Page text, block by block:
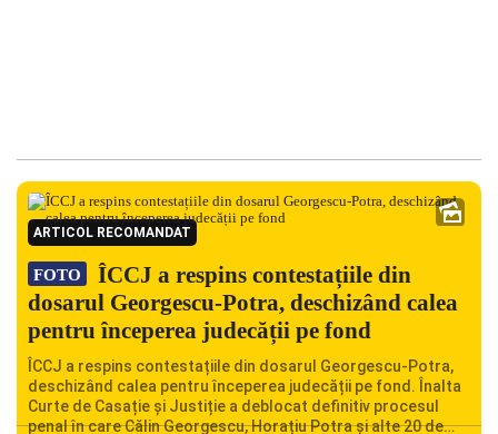
ARTICOL RECOMANDAT
FOTO
ÎCCJ a respins contestațiile din
dosarul Georgescu-Potra, deschizând calea
pentru începerea judecății pe fond
ÎCCJ a respins contestațiile din dosarul Georgescu-Potra,
deschizând calea pentru începerea judecății pe fond. Înalta
Curte de Casație și Justiție a deblocat definitiv procesul
penal în care Călin Georgescu, Horațiu Potra și alte 20 de